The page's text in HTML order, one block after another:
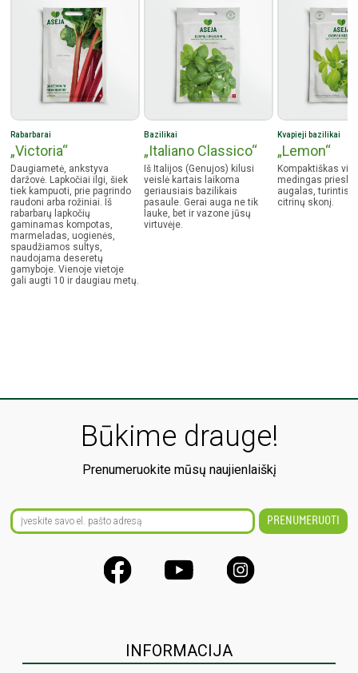
Rabarbarai
„Victoria“
Daugiametė, ankstyva
daržovė. Lapkočiai ilgi, šiek
tiek kampuoti, prie pagrindo
raudoni arba rožiniai. Iš
rabarbarų lapkočių
gaminamas kompotas,
marmeladas, uogienės,
spaudžiamos sultys,
naudojama deseretų
gamyboje. Vienoje vietoje
gali augti 10 ir daugiau metų.
Bazilikai
„Italiano Classico“
Iš Italijos (Genujos) kilusi
veislė kartais laikoma
geriausiais bazilikais
pasaule. Gerai auga ne tik
lauke, bet ir vazone jūsų
virtuvėje.
Kvapieji bazilikai
„Lemon“
Kompaktiškas
medingas
augalas, turintis
citrinų skonį.
Būkime drauge!
Prenumeruokite mūsų naujienlaiškį
INFORMACIJA